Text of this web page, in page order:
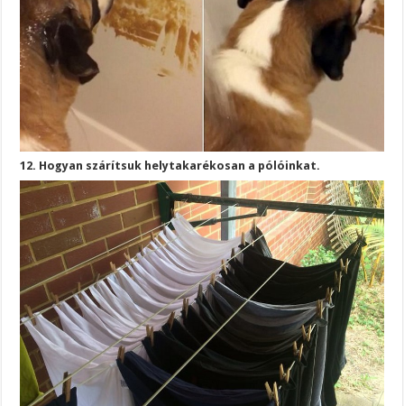
12. Hogyan szárítsuk helytakarékosan a pólóinkat.